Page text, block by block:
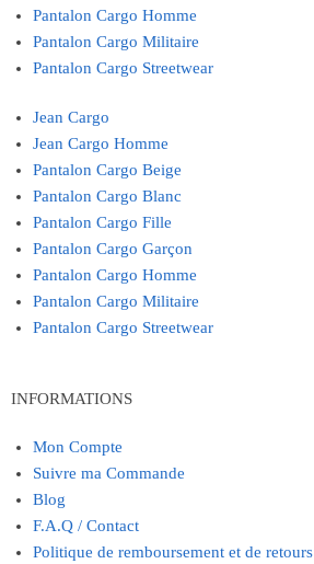
Pantalon Cargo Homme
Pantalon Cargo Militaire
Pantalon Cargo Streetwear
Jean Cargo
Jean Cargo Homme
Pantalon Cargo Beige
Pantalon Cargo Blanc
Pantalon Cargo Fille
Pantalon Cargo Garçon
Pantalon Cargo Homme
Pantalon Cargo Militaire
Pantalon Cargo Streetwear
INFORMATIONS
Mon Compte
Suivre ma Commande
Blog
F.A.Q / Contact
Politique de remboursement et de retours